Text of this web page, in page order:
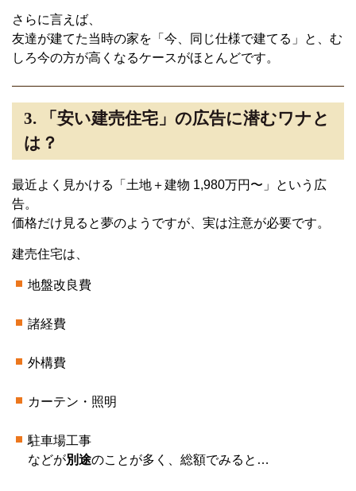
さらに言えば、
友達が建てた当時の家を「今、同じ仕様で建てる」と、む
しろ今の方が高くなるケースがほとんどです。
3. 「安い建売住宅」の広告に潜むワナと
は？
最近よく見かける「土地＋建物 1,980万円〜」という広
告。
価格だけ見ると夢のようですが、実は注意が必要です。
建売住宅は、
地盤改良費
諸経費
外構費
カーテン・照明
駐車場工事
などが別途のことが多く、総額でみると…